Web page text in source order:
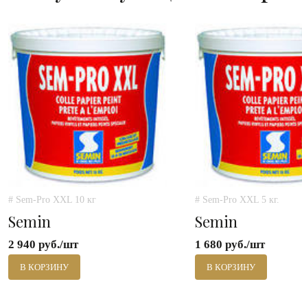
# Sem-Pro XXL 10 кг
Semin
2 940 руб./шт
В КОРЗИНУ
# Sem-Pro XXL 5 кг.
Semin
1 680 руб./шт
В КОРЗИНУ